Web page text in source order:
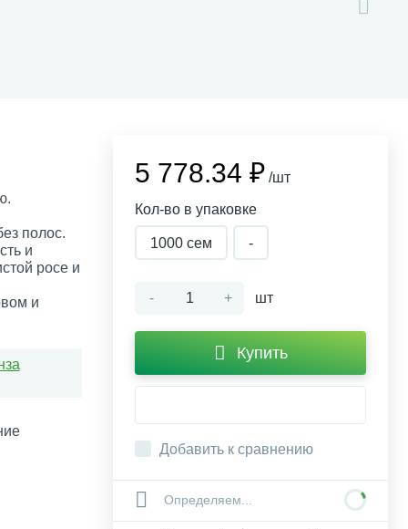
полос.
и
росе и
и
5 778.34 ₽ /шт
Кол-во в упаковке
1000 сем -
- + шт
Купить
Добавить к сравнению
Определяем...